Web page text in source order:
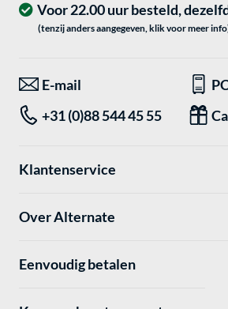
Voor 22.00 uur besteld,
(tenzij anders aangegeven, klik voor meer
E-mail
+31 (0)88 544 45 55
Klantenservice
Over Alternate
Eenvoudig betalen